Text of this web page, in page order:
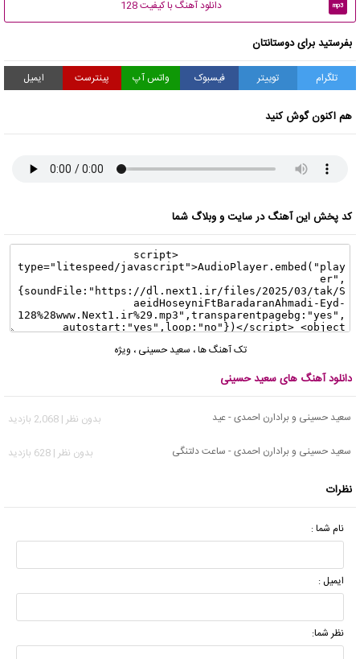
mp3 دانلود آهنگ با کیفیت 128
بفرستید برای دوستانتان
تلگرام توییتر فیسبوک واتس آپ پینترست ایمیل
هم اکنون گوش کنید
کد پخش این آهنگ در سایت و وبلاگ شما
تک آهنگ ها، سعید حسینی ، ویژه
دانلود آهنگ های سعید حسینی
سعید حسینی و برادارن احمدی - عید
بدون نظر | 2,068 بازدید
سعید حسینی و برادارن احمدی - ساعت دلتنگی
بدون نظر | 628 بازدید
نظرات
نام شما :
ایمیل :
نظر شما: